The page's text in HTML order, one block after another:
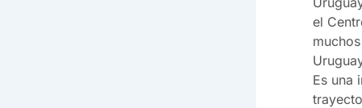
el
Es una